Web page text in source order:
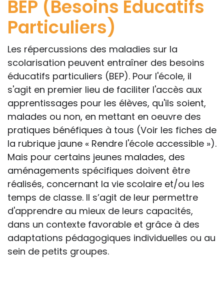
BEP (Besoins Éducatifs
Particuliers)
Les répercussions des maladies sur la
scolarisation peuvent entraîner des besoins
éducatifs particuliers (BEP). Pour l'école, il
s'agit en premier lieu de faciliter l'accès aux
apprentissages pour les élèves, qu'ils soient,
malades ou non, en mettant en oeuvre des
pratiques bénéfiques à tous (Voir les fiches de
la rubrique jaune « Rendre l'école accessible »).
Mais pour certains jeunes malades, des
aménagements spécifiques doivent être
réalisés, concernant la vie scolaire et/ou les
temps de classe. Il s’agit de leur permettre
d'apprendre au mieux de leurs capacités,
dans un contexte favorable et grâce à des
adaptations pédagogiques individuelles ou au
sein de petits groupes.